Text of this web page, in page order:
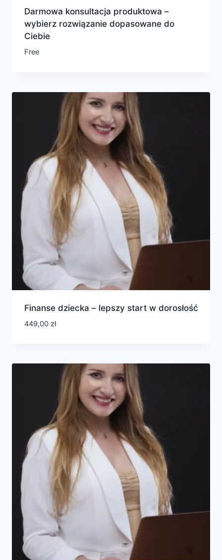
Darmowa konsultacja produktowa –
wybierz rozwiązanie dopasowane do
Ciebie
Free
Finanse dziecka – lepszy start w dorosłość
449,00 zł